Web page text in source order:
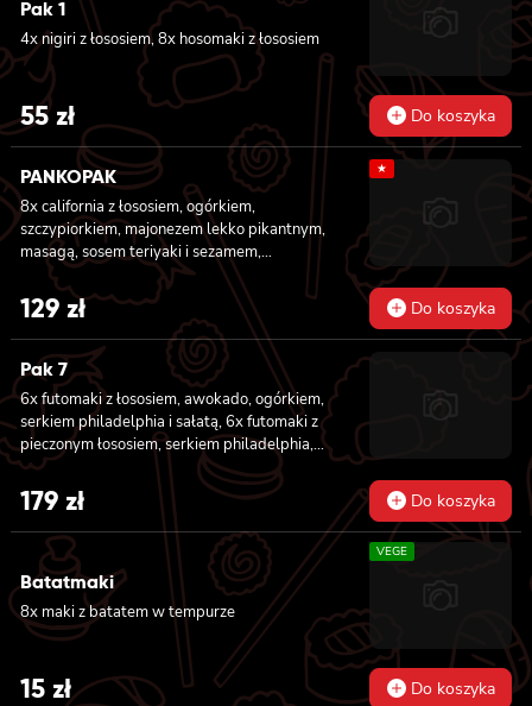
Pak 1
4x nigiri z łososiem, 8x hosomaki z łososiem
55zł Do koszyka
PANKOPAK
8x california z łososiem, ogórkiem,
szczypiorkiem, majonezem lekko pikantnym,
masagą, sosem teriyaki i sezamem,
panierowane w chrupiącej panko, 8x
california z węgorzem , krewetką, imbirem,
majonezem lekko pikantnym, sosem teriyaki i
sezamem, panierowane w chrupiącej panko,
8x california z serkiem philadelphia,
węgorzem, ogórkiem, sosem teriyaki i
sezamem, panierowane w chrupiącej panko,
8x california z łososiem wędzonym,
ogórkiem, awokado, szczypiorkiem, sosem
teriyaki i sezamem, panierowane w
chrupiącej panko.
★
129 zł Do koszyka
Pak 7
6x futomaki z łososiem, awokado, ogórkiem,
serkiem philadelphia i sałatą, 6x futomaki z
pieczonym łososiem, serkiem philadelphia,
awokado, ogórkiem, kanpyo, sałatą, sosem
teriyaki i sezamem, 6x futomaki z krewetką
w tempurze, ogórkiem, sałatą i majonezem
lekko pikantnym, 8x hosomaki z łososiem, 8x
hosomaki z ogórkiem, 8x california z
łososiem, ogórkiem, serkiem philadelphia,
awokado i masago, 8x california z krewetką,
majonezem lekko pikantnym, awokado,
ogórkiem, masago i sezamem, 2x nigiri z
łososiem, 2x nigiri z tuńczykiem, 2x nigiri z
krewetką
179 zł Do koszyka
Batatmaki
8x maki z batatem w tempurze
VEGE
15 zł Do koszyka